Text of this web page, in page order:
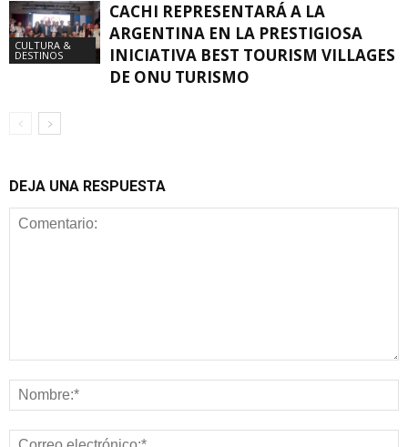
CULTURA &
DESTINOS
CACHI REPRESENTARÁ A LA
ARGENTINA EN LA PRESTIGIOSA
INICIATIVA BEST TOURISM VILLAGES
DE ONU TURISMO
DEJA UNA RESPUESTA